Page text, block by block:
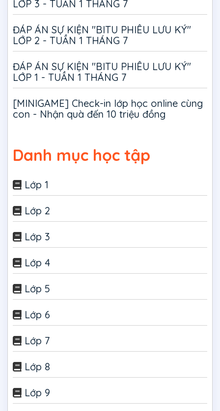
LỚP 3 - TUẦN 1 THÁNG 7
ĐÁP ÁN SỰ KIỆN "BITU PHIÊU LƯU KÝ"
LỚP 2 - TUẦN 1 THÁNG 7
ĐÁP ÁN SỰ KIỆN "BITU PHIÊU LƯU KÝ"
LỚP 1 - TUẦN 1 THÁNG 7
[MINIGAME] Check-in lớp học online cùng
con - Nhận quà đến 10 triệu đồng
Danh mục học tập
Lớp 1
Lớp 2
Lớp 3
Lớp 4
Lớp 5
Lớp 6
Lớp 7
Lớp 8
Lớp 9